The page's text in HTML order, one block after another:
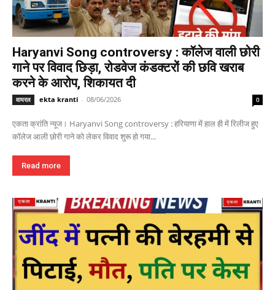
Haryanvi Song controversy : कॉलेज वाली छोरी
गाने पर विवाद छिड़ा, रोडवेज कंडक्टरों की छवि खराब
करने के आरोप, शिकायत दी
वायरल ekta kranti - 08/06/2026 0
एकता क्रांति न्यूज। Haryanvi Song controversy : हरियाणा में हाल ही में रिलीज हुए
कॉलेज आली छोरी गाने को लेकर विवाद शुरू हो गया...
Read more